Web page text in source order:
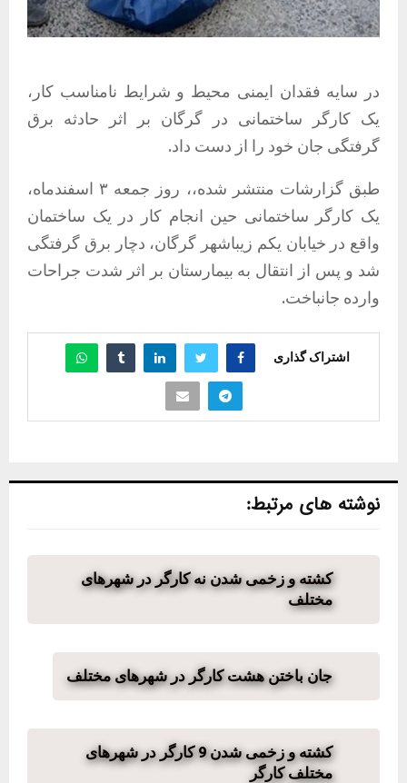
در سایه فقدان ایمنی محیط و شرایط نامناسب کار،
یک کارگر ساختمانی در گرگان بر اثر حادثه برق
گرفتگی جان خود را از دست داد.
طبق گزارشات منتشر شده،، روز جمعه ۳ اسفندماه،
یک کارگر ساختمانی حین انجام کار در یک ساختمان
واقع در خیابان یکم زیباشهر گرگان، دچار برق گرفتگی
شد و پس از انتقال به بیمارستان بر اثر شدت جراحات
وارده جانباخت.
اشتراک گذاری
نوشته های مرتبط:
کشته و زخمی شدن نه کارگر در شهرهای
مختلف
جان باختن هشت کارگر در شهرهای مختلف
کشته و زخمی شدن 9 کارگر در شهرهای
مختلف کارگر